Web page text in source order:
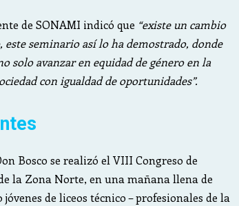
de SONAMI indicó que “existe un cambio
seminario así lo ha demostrado, donde
solo avanzar en equidad de género en la
con igualdad de oportunidades”.
Bosco se realizó el VIII Congreso de
la Zona Norte, en una mañana llena de
de liceos técnico – profesionales de la